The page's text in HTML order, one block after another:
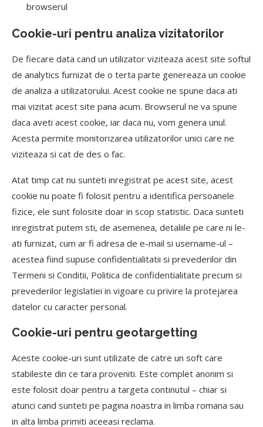
browserul
Cookie-uri pentru analiza vizitatorilor
De fiecare data cand un utilizator viziteaza acest site softul
de analytics furnizat de o terta parte genereaza un cookie
de analiza a utilizatorului. Acest cookie ne spune daca ati
mai vizitat acest site pana acum. Browserul ne va spune
daca aveti acest cookie, iar daca nu, vom genera unul.
Acesta permite monitorizarea utilizatorilor unici care ne
viziteaza si cat de des o fac.
Atat timp cat nu sunteti inregistrat pe acest site, acest
cookie nu poate fi folosit pentru a identifica persoanele
fizice, ele sunt folosite doar in scop statistic. Daca sunteti
inregistrat putem sti, de asemenea, detaliile pe care ni le-
ati furnizat, cum ar fi adresa de e-mail si username-ul –
acestea fiind supuse confidentialitatii si prevederilor din
Termeni si Conditii, Politica de confidentialitate precum si
prevederilor legislatiei in vigoare cu privire la protejarea
datelor cu caracter personal.
Cookie-uri pentru geotargetting
Aceste cookie-uri sunt utilizate de catre un soft care
stabileste din ce tara proveniti. Este complet anonim si
este folosit doar pentru a targeta continutul – chiar si
atunci cand sunteti pe pagina noastra in limba romana sau
in alta limba primiti aceeasi reclama.